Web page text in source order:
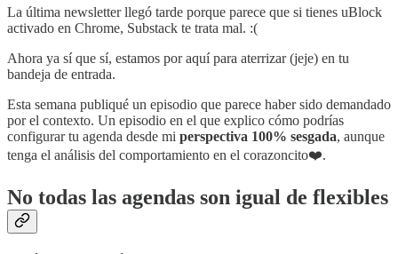
La última newsletter llegó tarde porque parece que si tienes uBlock
activado en Chrome, Substack te trata mal. :(
Ahora ya sí que sí, estamos por aquí para aterrizar (jeje) en tu
bandeja de entrada.
Esta semana publiqué un episodio que parece haber sido demandado
por el contexto. Un episodio en el que explico cómo podrías
configurar tu agenda desde mi perspectiva 100% sesgada, aunque
tenga el análisis del comportamiento en el corazoncito❤️.
No todas las agendas son igual de flexibles